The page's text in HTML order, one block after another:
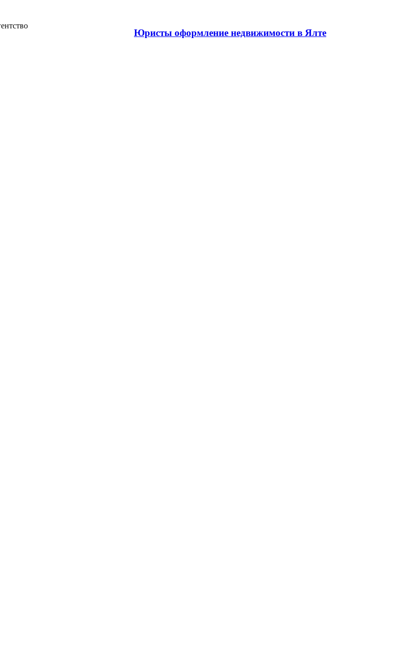
Юристы оформление недвижимости в Ялте